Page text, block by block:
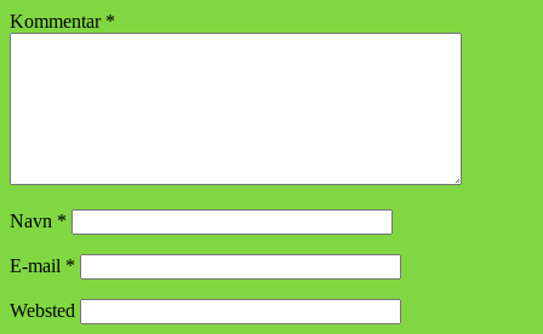
Kommentar *
Navn *
E-mail *
Websted